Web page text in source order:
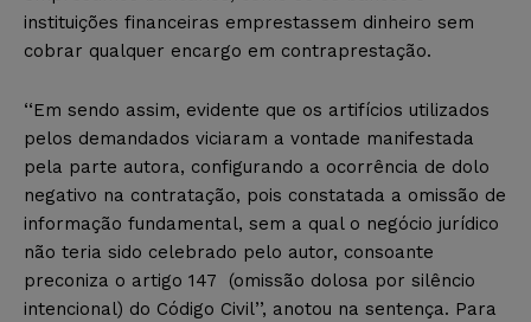
instituições financeiras emprestassem dinheiro sem
cobrar qualquer encargo em contraprestação.
‘‘Em sendo assim, evidente que os artifícios utilizados
pelos demandados viciaram a vontade manifestada
pela parte autora, configurando a ocorrência de dolo
negativo na contratação, pois constatada a omissão de
informação fundamental, sem a qual o negócio jurídico
não teria sido celebrado pelo autor, consoante
preconiza o artigo 147 (omissão dolosa por silêncio
intencional) do Código Civil’’, anotou na sentença. Para